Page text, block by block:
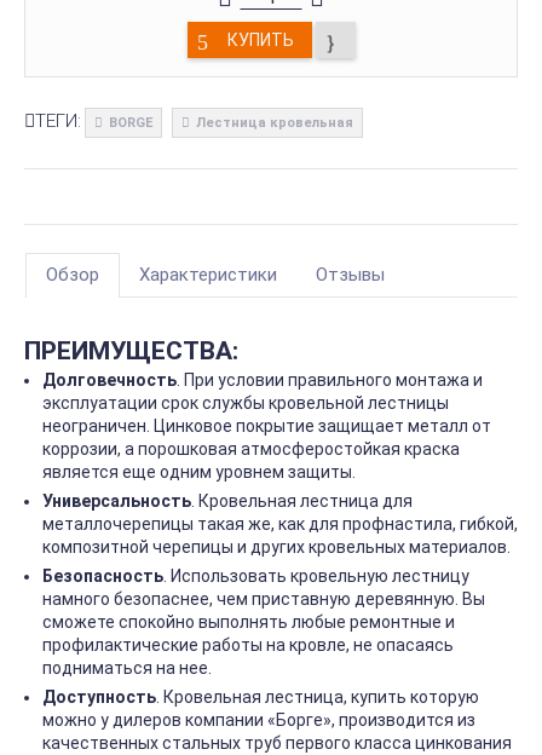
КУПИТЬ
ТЕГИ: BORGE Лестница кровельная
Обзор Характеристики Отзывы
ПРЕИМУЩЕСТВА:
Долговечность . При условии правильного монтажа и
эксплуатации срок службы кровельной лестницы
неограничен. Цинковое покрытие защищает металл от
коррозии, а порошковая атмосферостойкая краска
является еще одним уровнем защиты.
Универсальность . Кровельная лестница для
металлочерепицы такая же, как для профнастила, гибкой,
композитной черепицы и других кровельных материалов.
Безопасность . Использовать кровельную лестницу
намного безопаснее, чем приставную деревянную. Вы
сможете спокойно выполнять любые ремонтные и
профилактические работы на кровле, не опасаясь
подниматься на нее.
Доступность . Кровельная лестница, купить которую
можно у дилеров компании «Борге», производится из
качественных стальных труб первого класса цинкования